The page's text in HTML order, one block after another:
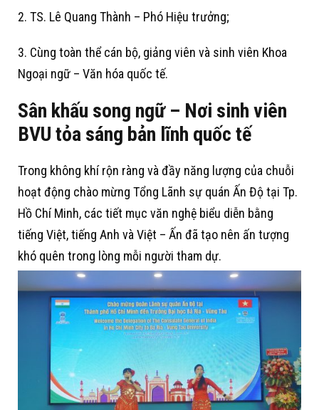
2. TS. Lê Quang Thành – Phó Hiệu trưởng;
3. Cùng toàn thể cán bộ, giảng viên và sinh viên Khoa
Ngoại ngữ – Văn hóa quốc tế.
Sân khấu song ngữ – Nơi sinh viên
BVU tỏa sáng bản lĩnh quốc tế
Trong không khí rộn ràng và đầy năng lượng của chuỗi
hoạt động chào mừng Tổng Lãnh sự quán Ấn Độ tại Tp.
Hồ Chí Minh, các tiết mục văn nghệ biểu diễn bằng
tiếng Việt, tiếng Anh và Việt – Ấn đã tạo nên ấn tượng
khó quên trong lòng mỗi người tham dự.